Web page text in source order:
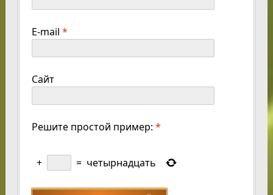
E-mail *
Сайт
Решите простой пример: *
+ = четырнадцать